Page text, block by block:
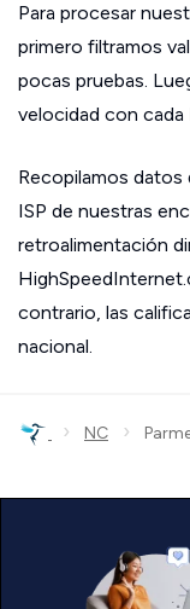
Para procesar
primero filtramos
pocas pruebas.
velocidad con cada
Recopilamos
ISP de nuestras
retroalimentación
contrario, las
nacional.
› NC ›